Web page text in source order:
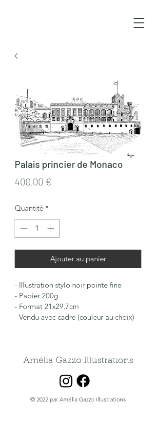
Palais princier de Monaco
400,00 €
Quantité *
Ajouter au panier
- Illustration stylo noir pointe fine
- Papier 200g
- Format 21x29,7cm
- Vendu avec cadre (couleur au choix)
Amélia Gazzo Illustrations
© 2022 par Amélia Gazzo Illustrations